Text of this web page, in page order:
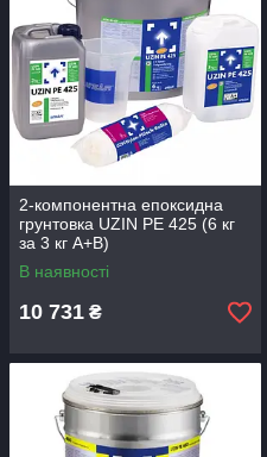
2-компонентна епоксидна
грунтовка UZIN РЕ 425 (6 кг
за 3 кг А+В)
В наявності
10 731 ₴